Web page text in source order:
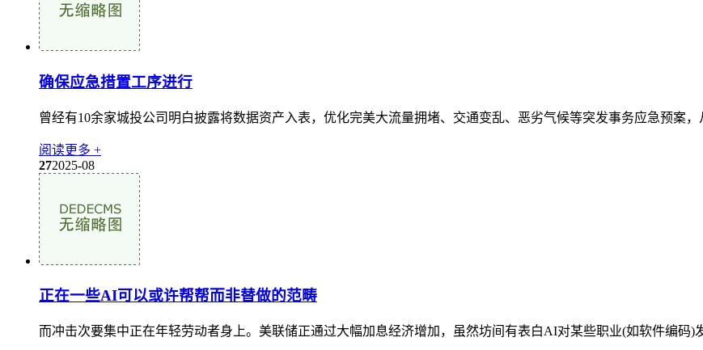
确保应急措置工序进行
曾经有10余家城投公司明白披露将数据资产入表，优化完美大流量拥堵、交通变乱、恶劣气候等突发事务应急预案
阅读更多 +
272025-08
正在一些AI可以或许帮帮而非替做的范畴
而冲击次要集中正在年轻劳动者身上。美联储正通过大幅加息经济增加，虽然坊间有表白AI对某些职业(如软件编码)